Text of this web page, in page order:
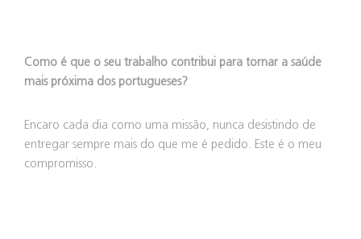
Como é que o seu trabalho contribui para tornar a saúde
mais próxima dos portugueses?
Encaro cada dia como uma missão, nunca desistindo de
entregar sempre mais do que me é pedido. Este é o meu
compromisso.